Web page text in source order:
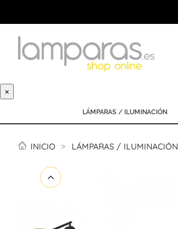
×
LÁMPARAS / ILUMINACIÓN
INICIO LÁMPARAS / ILUMINACIÓN